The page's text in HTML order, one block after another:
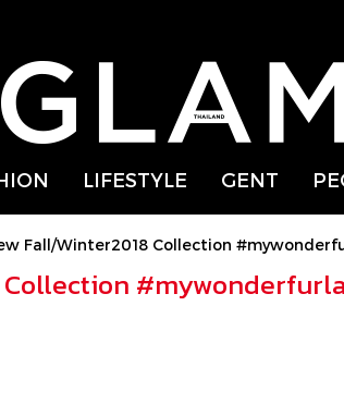
LIFESTYLE GENT
Fall/Winter2018 Collection
Collection #mywonderfurla